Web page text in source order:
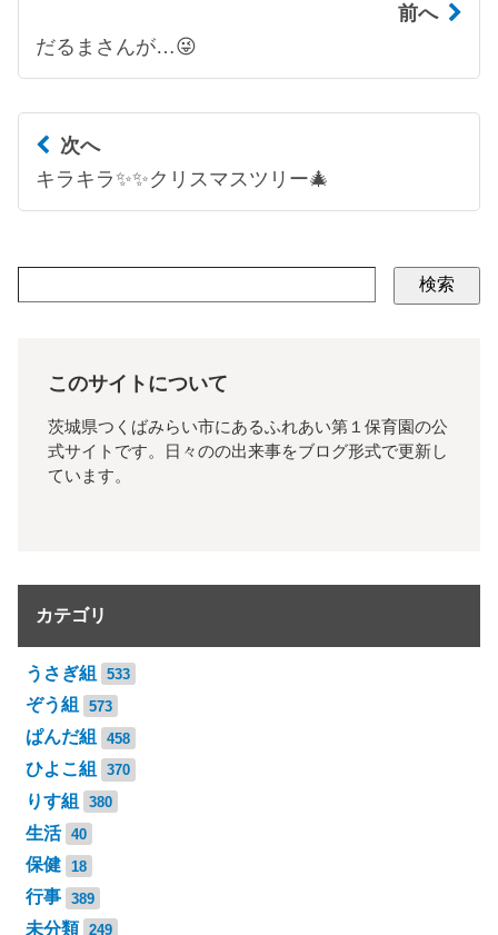
前へ
だるまさんが…😜
次へ
キラキラ✨✨クリスマスツリー🎄
検索
このサイトについて
茨城県つくばみらい市にあるふれあい第１保育園の公
式サイトです。日々のの出来事をブログ形式で更新し
ています。
カテゴリ
うさぎ組 533
ぞう組 573
ぱんだ組 458
ひよこ組 370
りす組 380
生活 40
保健 18
行事 389
未分類 249